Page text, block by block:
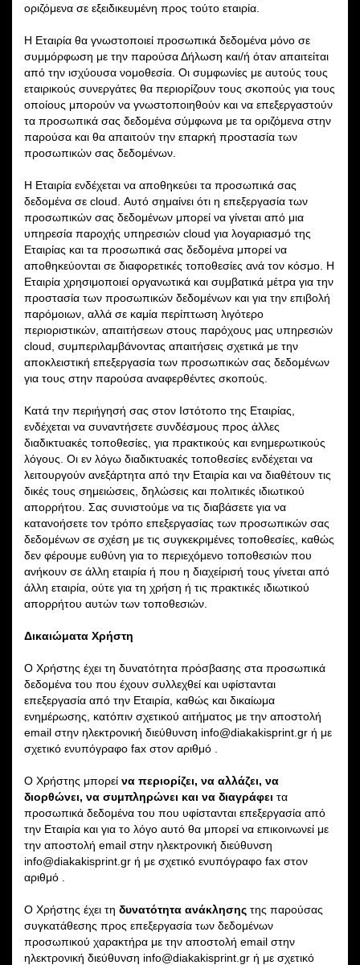
οριζόμενα σε εξειδικευμένη προς τούτο εταιρία.
Η Εταιρία θα γνωστοποιεί προσωπικά δεδομένα μόνο σε
συμμόρφωση με την παρούσα Δήλωση και/ή όταν απαιτείται
από την ισχύουσα νομοθεσία. Οι συμφωνίες με αυτούς τους
εταιρικούς συνεργάτες θα περιορίζουν τους σκοπούς για τους
οποίους μπορούν να γνωστοποιηθούν και να επεξεργαστούν
τα προσωπικά σας δεδομένα σύμφωνα με τα οριζόμενα στην
παρούσα και θα απαιτούν την επαρκή προστασία των
προσωπικών σας δεδομένων.
Η Εταιρία ενδέχεται να αποθηκεύει τα προσωπικά σας
δεδομένα σε cloud. Αυτό σημαίνει ότι η επεξεργασία των
προσωπικών σας δεδομένων μπορεί να γίνεται από μια
υπηρεσία παροχής υπηρεσιών cloud για λογαριασμό της
Εταιρίας και τα προσωπικά σας δεδομένα μπορεί να
αποθηκεύονται σε διαφορετικές τοποθεσίες ανά τον κόσμο. Η
Εταιρία χρησιμοποιεί οργανωτικά και συμβατικά μέτρα για την
προστασία των προσωπικών δεδομένων και για την επιβολή
παρόμοιων, αλλά σε καμία περίπτωση λιγότερο
περιοριστικών, απαιτήσεων στους παρόχους μας υπηρεσιών
cloud, συμπεριλαμβάνοντας απαιτήσεις σχετικά με την
αποκλειστική επεξεργασία των προσωπικών σας δεδομένων
για τους στην παρούσα αναφερθέντες σκοπούς.
Κατά την περιήγησή σας στον Ιστότοπο της Εταιρίας,
ενδέχεται να συναντήσετε συνδέσμους προς άλλες
διαδικτυακές τοποθεσίες, για πρακτικούς και ενημερωτικούς
λόγους. Οι εν λόγω διαδικτυακές τοποθεσίες ενδέχεται να
λειτουργούν ανεξάρτητα από την Εταιρία και να διαθέτουν τις
δικές τους σημειώσεις, δηλώσεις και πολιτικές ιδιωτικού
απορρήτου. Σας συνιστούμε να τις διαβάσετε για να
κατανοήσετε τον τρόπο επεξεργασίας των προσωπικών σας
δεδομένων σε σχέση με τις συγκεκριμένες τοποθεσίες, καθώς
δεν φέρουμε ευθύνη για το περιεχόμενο τοποθεσιών που
ανήκουν σε άλλη εταιρία ή που η διαχείρισή τους γίνεται από
άλλη εταιρία, ούτε για τη χρήση ή τις πρακτικές ιδιωτικού
απορρήτου αυτών των τοποθεσιών.
Δικαιώματα Χρήστη
Ο Χρήστης έχει τη δυνατότητα πρόσβασης στα προσωπικά
δεδομένα του που έχουν συλλεχθεί και υφίστανται
επεξεργασία από την Εταιρία, καθώς και δικαίωμα
ενημέρωσης, κατόπιν σχετικού αιτήματος με την αποστολή
email στην ηλεκτρονική διεύθυνση info@diakakisprint.gr ή με
σχετικό ενυπόγραφο fax στον αριθμό .
Ο Χρήστης μπορεί να περιορίζει, να αλλάζει, να
διορθώνει, να συμπληρώνει και να διαγράφει τα
προσωπικά δεδομένα του που υφίστανται επεξεργασία από
την Εταιρία και για το λόγο αυτό θα μπορεί να επικοινωνεί με
την αποστολή email στην ηλεκτρονική διεύθυνση
info@diakakisprint.gr ή με σχετικό ενυπόγραφο fax στον
αριθμό .
Ο Χρήστης έχει τη δυνατότητα ανάκλησης της παρούσας
συγκατάθεσης προς επεξεργασία των δεδομένων
προσωπικού χαρακτήρα με την αποστολή email στην
ηλεκτρονική διεύθυνση info@diakakisprint.gr ή με σχετικό